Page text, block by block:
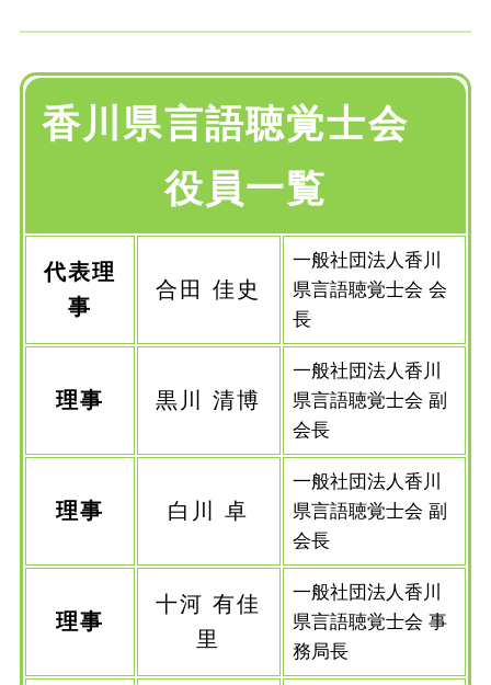
香川県言語聴覚士会
役 員一覧
代表理
事
合田 佳史
一般社団法人香川
県言語聴覚士会 会
長
理事 黒川 清博
一般社団法人香川
県言語聴覚士会 副
会長
理事 白川 卓
一般社団法人香川
県言語聴覚士会 副
会長
理事
十河 有佳
里
一般社団法人香川
県言語聴覚士会 事
務局長